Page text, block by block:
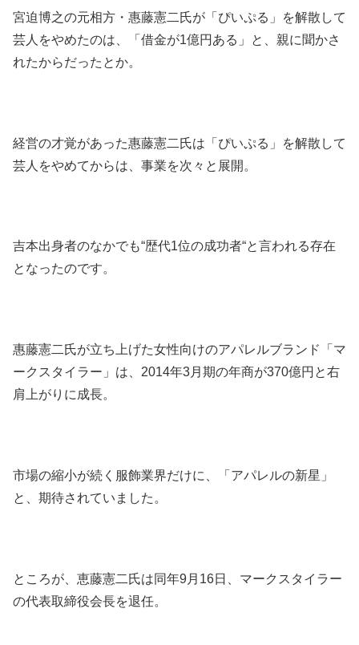
宮迫博之の元相方・惠藤憲二氏が「ぴいぷる」を解散して
芸人をやめたのは、「借金が1億円ある」と、親に聞かさ
れたからだったとか。
経営の才覚があった惠藤憲二氏は「ぴいぷる」を解散して
芸人をやめてからは、事業を次々と展開。
吉本出身者のなかでも“歴代1位の成功者“と言われる存在
となったのです。
惠藤憲二氏が立ち上げた女性向けのアパレルブランド「マ
ークスタイラー」は、2014年3月期の年商が370億円と右
肩上がりに成長。
市場の縮小が続く服飾業界だけに、「アパレルの新星」
と、期待されていました。
ところが、恵藤憲二氏は同年9月16日、マークスタイラー
の代表取締役会長を退任。